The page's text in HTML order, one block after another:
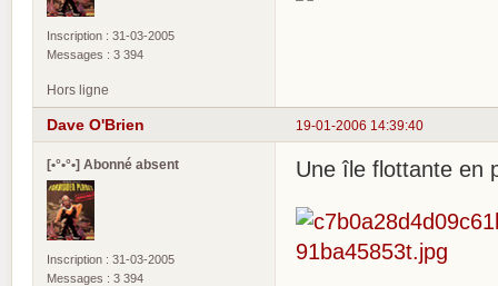
Inscription : 31-03-2005
Messages : 3 394
Hors ligne
19-01-2006 14:39:40
Dave O'Brien
[•°•°•] Abonné absent
Inscription : 31-03-2005
Messages : 3 394
Une île flottante en